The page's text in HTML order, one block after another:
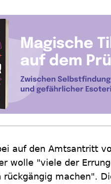
auf den Amtsantritt
wolle "viele der
rückgängig machen".